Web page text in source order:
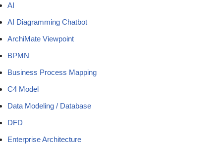
AI
AI Diagramming Chatbot
ArchiMate Viewpoint
BPMN
Business Process Mapping
C4 Model
Data Modeling / Database
DFD
Enterprise Architecture